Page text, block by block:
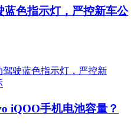
蓝色指示灯，严控新车公
iQOO手机电池容量？